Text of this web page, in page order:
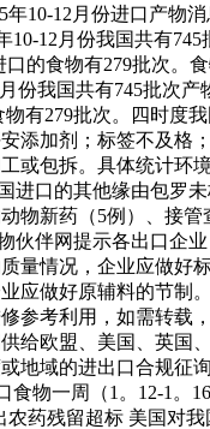
年10-12月份进口产物
10-12月份我国共有745
的食物有279批次。
份我国共有745批次
有279批次。四时度
添加剂；标签不及格
或包拆。具体统计环
进口的其他缘由包罗
物新药（5例）、接管
伙伴网提示各出口企
量情况，企业应做好
应做好原辅料的节制
参考利用，如需转载
给欧盟、美国、英国
地域的进出口合规征
食物一周（1。12-1。
农药残留超标 美国对